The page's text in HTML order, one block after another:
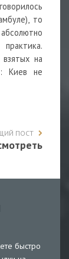
то
на
Киев не
ПОСТ
быстро